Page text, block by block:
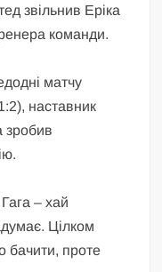
звільнив Еріка
команди.
матчу
наставник
зробив
– хай
Цілком
бачити, проте